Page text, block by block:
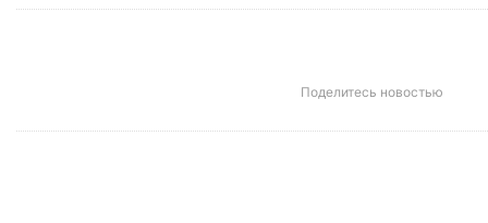
Поделитесь новостью